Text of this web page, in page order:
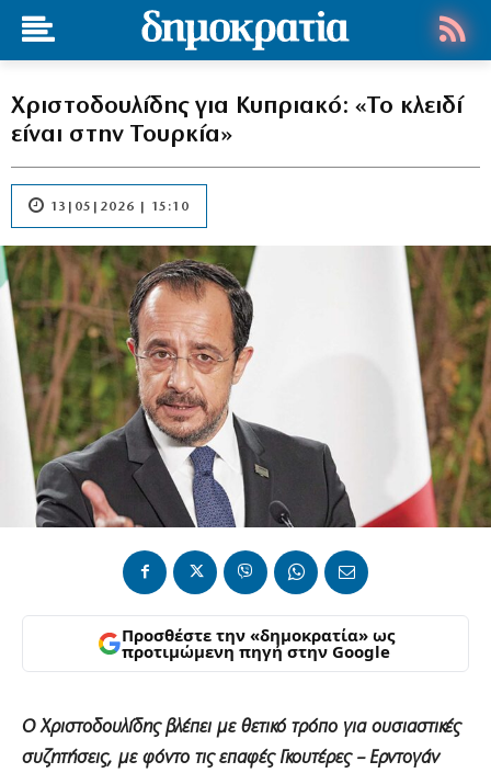
Χριστοδουλίδης για Κυπριακό: «Το κλειδί
είναι στην Τουρκία»
13|05|2026 | 15:10
Προσθέστε την «δημοκρατία» ως
προτιμώμενη πηγή στην Google
Ο Χριστοδουλίδης βλέπει με θετικό τρόπο για ουσιαστικές
συζητήσεις, με φόντο τις επαφές Γκουτέρες – Ερντογάν